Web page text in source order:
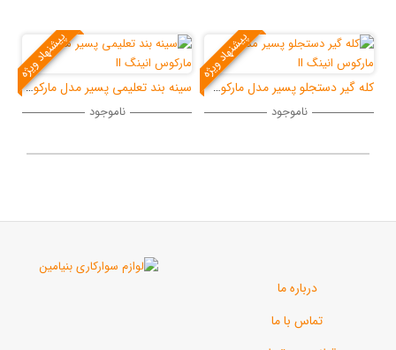
پیشنهاد ویژه
کله گیر دستجلو پسیر مدل مارکوس انینگ II
ناموجود
پیشنهاد ویژه
سینه بند تعلیمی پسیر مدل مارکوس انینگ II
ناموجود